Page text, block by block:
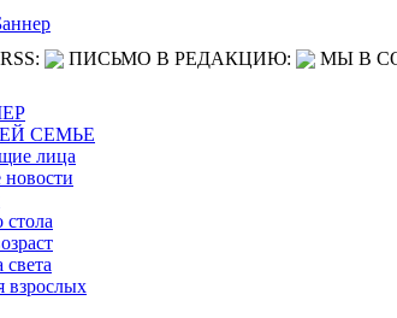
RSS: ПИСЬМО В РЕДАКЦИЮ: МЫ В
СЕМЬЕ
лица
света
взрослых